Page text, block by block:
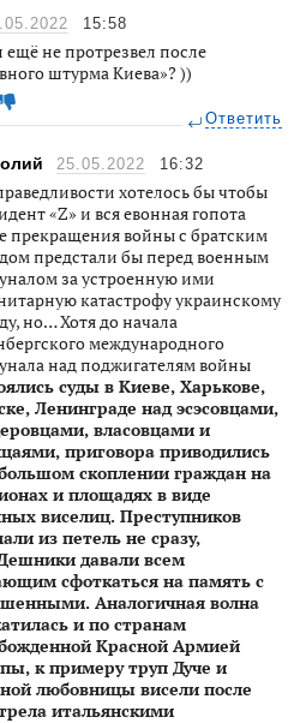
15:58
не протрезвел после
штурма Киева»? ))
Ответить
25.05.2022 16:32
хотелось бы чтобы
«Z» и вся евонная гопота
прекращения войны с братским
предстали бы перед военным
за устроенную ими
катастрофу украинскому
но… Хотя до начала
международного
над поджигателям войны
суды в Киеве, Харькове,
Ленинграде над эсэсовцами,
власовцами и
приговора приводились
скоплении граждан на
и площадях в виде
виселиц. Преступников
из петель не сразу,
давали всем
сфоткаться на память с
Аналогичная волна
и по странам
Красной Армией
к примеру труп Дуче и
любовницы висели после
итальянскими